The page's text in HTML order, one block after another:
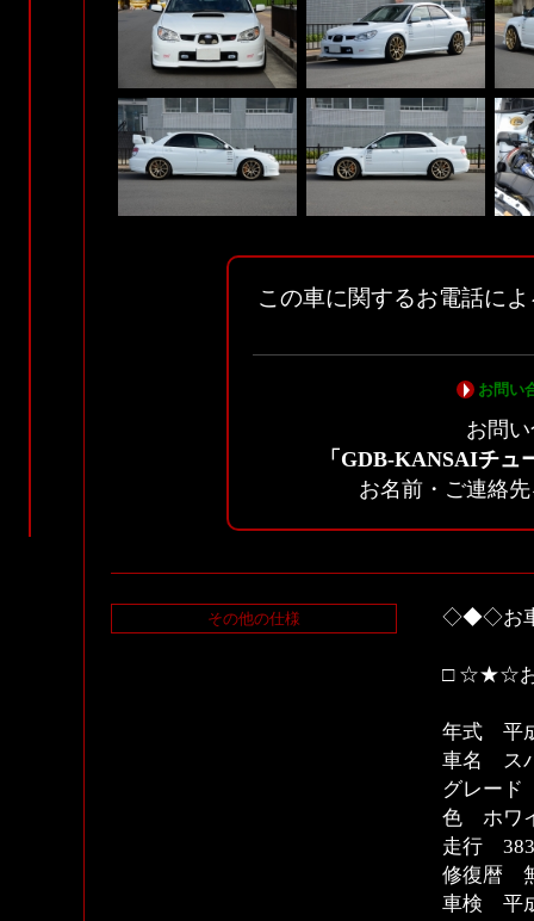
この車に関するお電話に
お問い
お問
「GDB-KANSAIチュ
お名前・ご連絡
その他の仕様 ◇◆◇お
□ ☆★☆
年式 平
車名 ス
グレー
色 ホワ
走行
修復暦
車検 平